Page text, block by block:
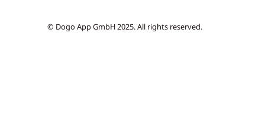
© Dogo App GmbH 2025. All rights reserved.